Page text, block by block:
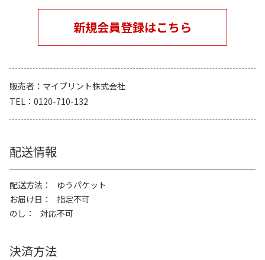
新規会員登録はこちら
販売者
マイプリント株式会社
TEL
0120-710-132
配送情報
配送方法
ゆうパケット
お届け日
指定不可
のし
対応不可
決済方法